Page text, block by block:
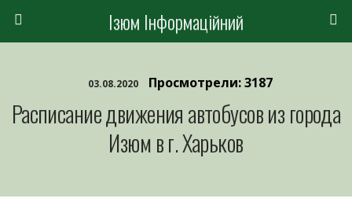
Ізюм Інформаційний
03.08.2020 Просмотрели: 3187
Расписание движения автобусов из города
Изюм в г. Харьков